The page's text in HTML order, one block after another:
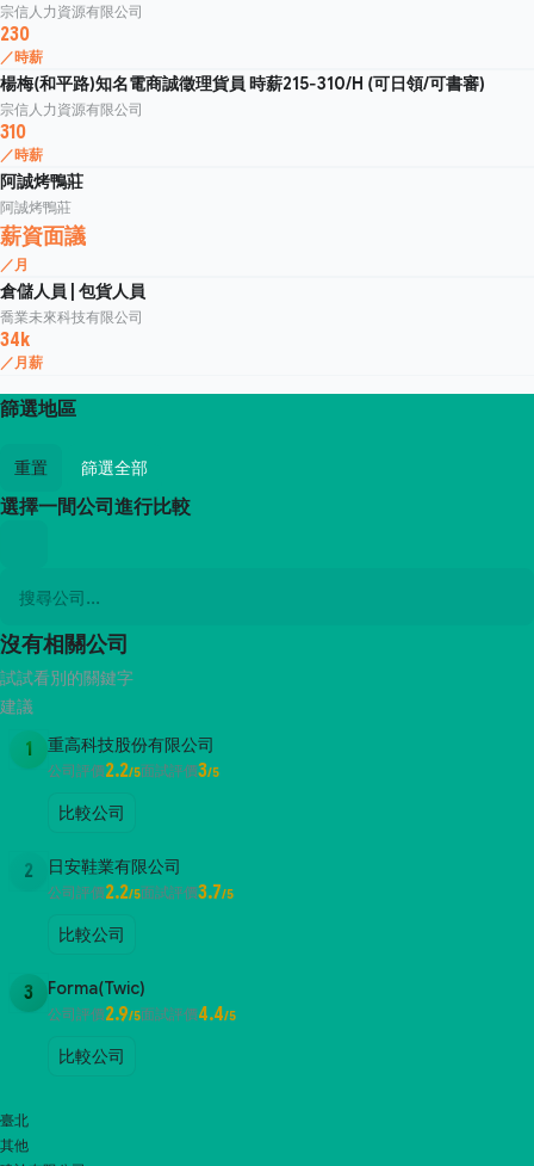
宗信人力資源有限公司
230
／時薪
楊梅(和平路)知名電商誠徵理貨員 時薪215-310/H (可日領/可書審)
宗信人力資源有限公司
310
／時薪
阿誠烤鴨莊
阿誠烤鴨莊
薪資面議
／月
倉儲人員 | 包貨人員
喬業未來科技有限公司
34k
／月薪
篩選地區
重置 篩選全部
選擇一間公司進行比較
沒有相關公司
試試看別的關鍵字
建議
1 重高科技股份有限公司
公司評價2.2/5面試評價3/5
比較公司
2 日安鞋業有限公司
公司評價2.2/5面試評價3.7/5
比較公司
3 Forma(Twic)
公司評價2.9/5面試評價4.4/5
比較公司
臺北
其他